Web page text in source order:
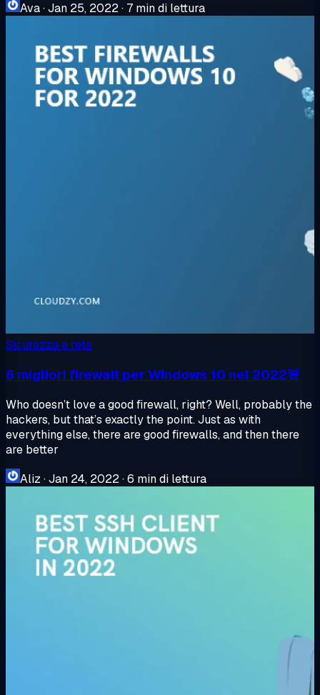
Ava·Jan 25, 2022· 7 min di lettura
Sicurezza e rete
6 migliori firewall per Windows 10 nel 2022🚨
Who doesn’t love a good firewall, right? Well, probably the
hackers, but that’s exactly the point. Just as with
everything else, there are good firewalls, and then there
are better
Aliz ·Jan 24, 2022·6 min di lettura